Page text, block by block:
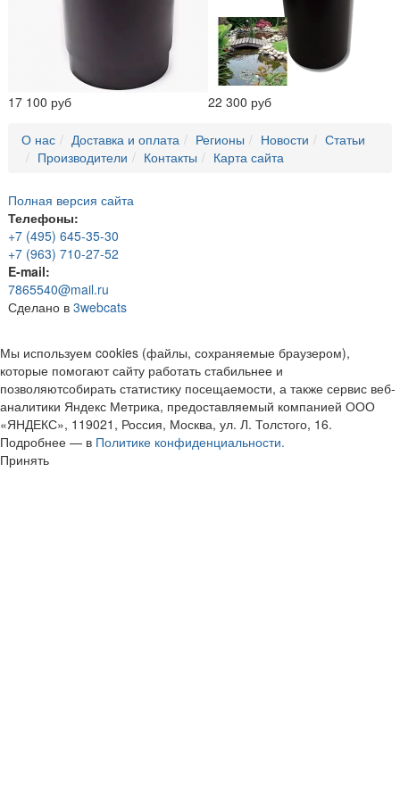
17 100 руб 22 300 руб
О нас Доставка и оплата Регионы Новости
Статьи
Производители
Контакты Карта сайта
Полная версия сайта
Телефоны:
+7 (495) 645-35-30
+7 (963) 710-27-52
E-mail:
7865540@mail.ru
Сделано в 3webcats
Мы используем cookies (файлы, сохраняемые браузером),
которые помогают сайту работать стабильнее и
позволяютсобирать статистику посещаемости, а также сервис веб-
аналитики Яндекс Метрика, предоставляемый компанией ООО
«ЯНДЕКС», 119021, Россия, Москва, ул. Л. Толстого, 16.
Подробнее — в Политике конфиденциальности.
Принять